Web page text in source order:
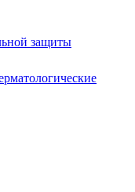
защиты